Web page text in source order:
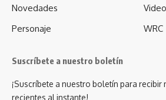
Novedades
Personaje
Video
WRC
Suscríbete a nuestro boletín
¡Suscríbete a nuestro boletín para
recientes al instante!